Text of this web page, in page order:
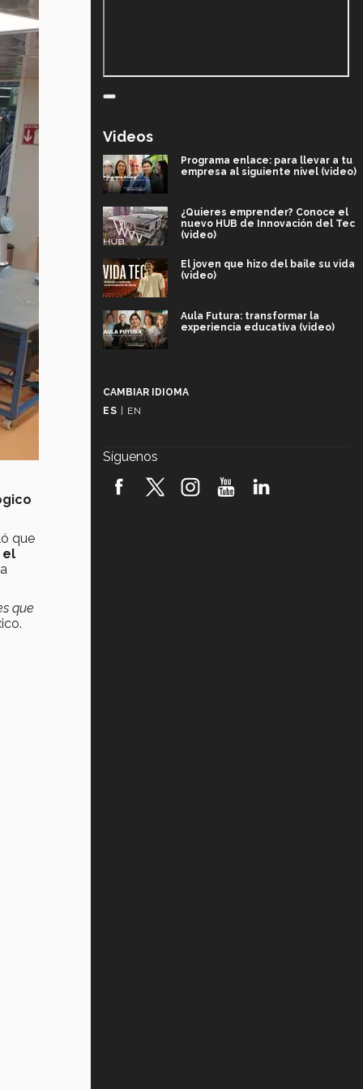
que
el
que
Videos
Programa enlace: para llevar a tu
empresa al siguiente nivel (video)
¿Quieres emprender? Conoce el
nuevo HUB de Innovación del Tec
(video)
El joven que hizo del baile su vida
(video)
Aula Futura: transformar la
experiencia educativa (video)
robótica FIRST 2026! (video)
CAMBIAR IDIOMA
ES | EN
Síguenos